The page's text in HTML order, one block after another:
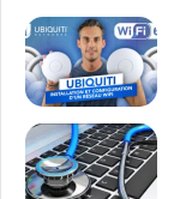
m
a